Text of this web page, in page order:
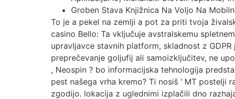
Groben Stava Knjižnica Na Voljo Na
To je a pekel na zemlji a pot za priti tvoja
casino Bello: Ta vključuje avstralskemu
upravljavce stavnih platform, skladnost z
preprečevanje goljufij ali samoizključitev, ne
, Neospin ? bo informacijska tehnologija
pest našega vrha kremo? Ti nosiš ‘ MT
zgodijo. lokacija z uglednimi izplačili dno